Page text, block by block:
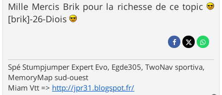
Mille Mercis Brik pour la richesse de ce topic
[brik]-26-Diois
Spé Stumpjumper Expert Evo, Egde305, TwoNav sportiva,
MemoryMap sud-ouest
Miam Vtt => http://jpr31.blogspot.fr/